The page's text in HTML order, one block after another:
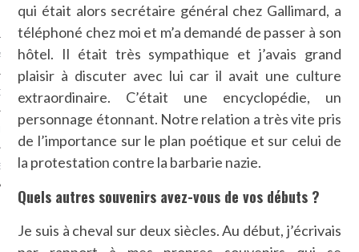
CARAVELLE
PODCAST
SUIVEZ-NOUS
qui était alors secrétaire général chez Gallimard, a
téléphoné chez moi et m’a demandé de passer à son
hôtel. Il était très sympathique et j’avais grand
plaisir à discuter avec lui car il avait une culture
extraordinaire. C’était une encyclopédie, un
personnage étonnant. Notre relation a très vite pris
de l’importance sur le plan poétique et sur celui de
la protestation contre la barbarie nazie.
Quels autres souvenirs avez-vous de vos débuts ?
Je suis à cheval sur deux siècles. Au début, j’écrivais